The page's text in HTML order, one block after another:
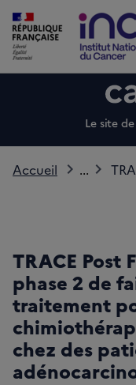
Le site
Accueil ...
TRACE Post
phase 2 de
traitement
chez des